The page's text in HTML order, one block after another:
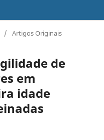
/ Artigos Originais
de
em
idade